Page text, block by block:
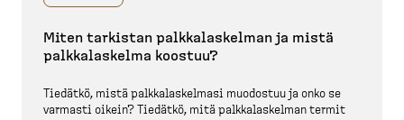
Miten tarkistan palkka­las­kelman ja mistä
palkka­laskelma koostuu?
Tiedätkö, mistä palkka­las­kelmasi muodostuu ja onko se
varmasti oikein? Tiedätkö, mitä palkka­las­kelman termit